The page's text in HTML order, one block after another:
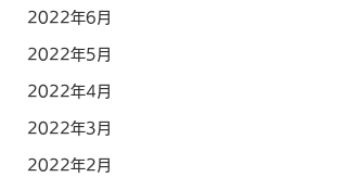
2022年6月
2022年5月
2022年4月
2022年3月
2022年2月